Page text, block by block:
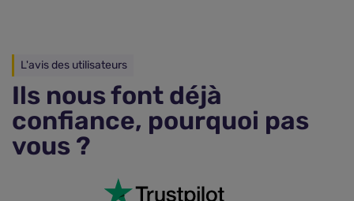
L'avis des utilisateurs
Ils nous font déjà
confiance, pourquoi pas
vous ?